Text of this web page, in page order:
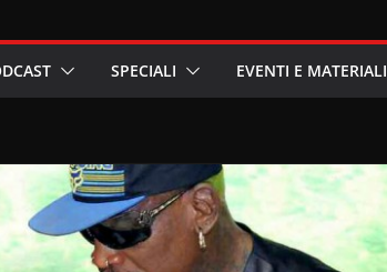
SPECIALI EVENTI E MATERIALI